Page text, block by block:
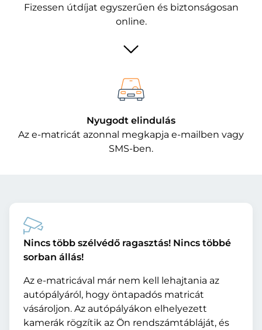
Fizessen útdíjat egyszerűen és biztonságosan
online.
Nyugodt elindulás
Az e-matricát azonnal megkapja e-mailben vagy
SMS-ben.
Nincs több szélvédő ragasztás! Nincs többé
sorban állás!
Az e-matricával már nem kell lehajtania az
autópályáról, hogy öntapadós matricát
vásároljon. Az autópályákon elhelyezett
kamerák rögzítik az Ön rendszámtábláját, és